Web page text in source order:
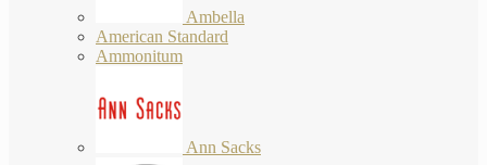
Ambella
American Standard
Ammonitum
Ann Sacks